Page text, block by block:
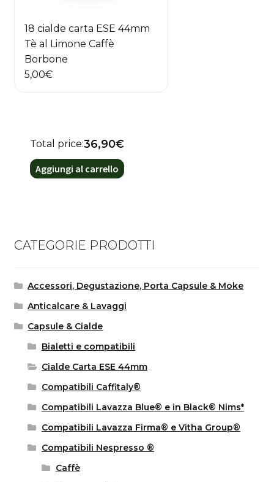
18 cialde carta ESE 44mm
Tè al Limone Caffè
Borbone
5,00€
Total price:36,90€
Aggiungi al carrello
CATEGORIE PRODOTTI
Accessori, Degustazione, Porta Capsule & Moke
Anticalcare & Lavaggi
Capsule & Cialde
Bialetti e compatibili
Cialde Carta ESE 44mm
Compatibili Caffitaly®
Compatibili Lavazza Blue® e in Black® Nims*
Compatibili Lavazza Firma® e Vitha Group®
Compatibili Nespresso ®
Caffè